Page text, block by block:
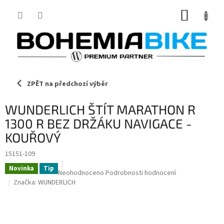
ZPĚT na předchozí výběr
WUNDERLICH ŠTÍT MARATHON R
1300 R BEZ DRŽÁKU NAVIGACE -
KOUŘOVÝ
15151-109
Novinka Tip Průměrné
hodnocení
Neohodnoceno Podrobnosti hodnocení
Značka: WUNDERLICH